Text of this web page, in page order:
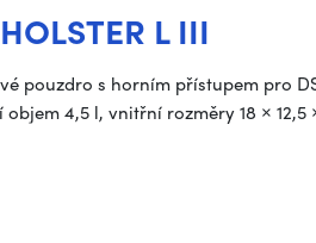
L III
pouzdro s horním přístupem pro
4,5 l, vnitřní rozměry 18 × 12,5